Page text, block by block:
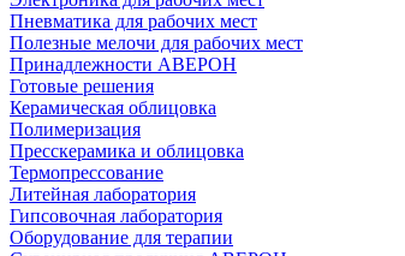
Пневматика для рабочих мест
Полезные мелочи для рабочих мест
Принадлежности АВЕРОН
Готовые решения
Керамическая облицовка
Полимеризация
Пресскерамика и облицовка
Термопрессование
Литейная лаборатория
Гипсовочная лаборатория
Оборудование для терапии